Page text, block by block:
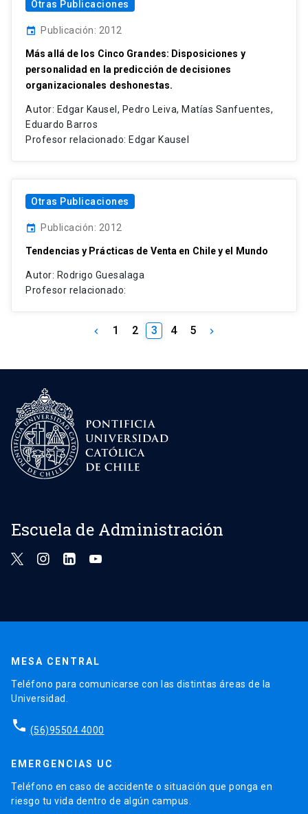
Otras Publicaciones
event Publicación: 2012
Más allá de los Cinco Grandes: Disposiciones y
personalidad en la predicción de decisiones
organizacionales deshonestas.
Autor: Edgar Kausel, Pedro Leiva, Matías Sanfuentes,
Eduardo Barros
Profesor relacionado: Edgar Kausel
Otras Publicaciones
event Publicación: 2012
Tendencias y Prácticas de Venta en Chile y el Mundo
Autor: Rodrigo Guesalaga
Profesor relacionado:
keyboard_arrow_left 1 2 3 4 5 keyboard_arrow_right
Escuela de Administración
MESA CENTRAL
Teléfono para comunicarse con las distintas áreas de la
Universidad.
phone (56)95504 4000
EMERGENCIAS UC
Teléfono en caso de accidente o situación que ponga en
riesgo tu vida dentro de algún campus.